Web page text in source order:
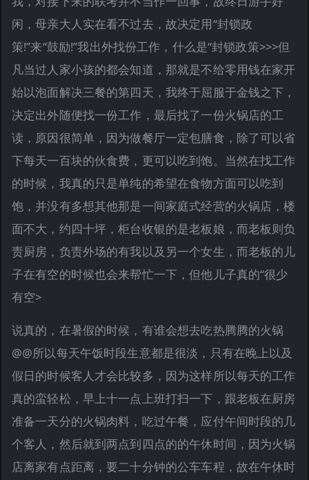
闲，母亲大人实在看不过去，故决定用“封锁政
策!”来“鼓励!”我出外找份工作，什么是“封锁政策>>>但
凡当过人家小孩的都会知道，那就是不给零用钱在家开
始以泡面解决三餐的第四天，我终于屈服于金钱之下，
决定出外随便找一份工作，最后找了一份火锅店的工
读，原因很简单，因为做餐厅一定包膳食，除了可以省
下每天一百块的伙食费，更可以吃到饱。当然在找工作
的时候，我真的只是单纯的希望在食物方面可以吃到
饱，并没有多想其他那是一间家庭式经营的火锅店，楼
面不大，约四十坪，柜台收银的是老板娘，而老板则负
责厨房，负责外场的有我以及另一个女生，而老板的儿
子在有空的时候也会来帮忙一下，但他儿子真的“很少
有空>
说真的，在暑假的时候，有谁会想去吃热腾腾的火锅
@@所以每天午饭时段生意都是很淡，只有在晚上以及
假日的时候客人才会比较多，因为这样所以每天的工作
真的蛮轻松，早上十一点上班打扫一下，跟老板在厨房
准备一天分的火锅肉料，吃过午餐，应付午间时段的几
个客人，然后就到两点到四点的的午休时间，因为火锅
店离家有点距离，要二十分钟的公车车程，故在午休时